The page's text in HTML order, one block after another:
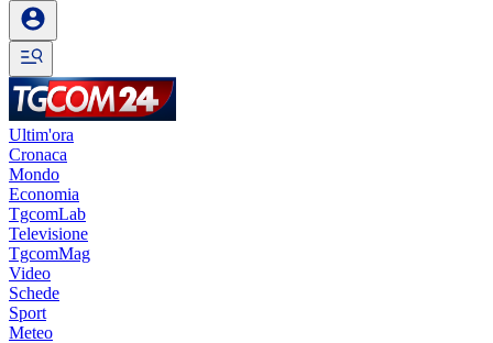
Ultim'ora
Cronaca
Mondo
Economia
TgcomLab
Televisione
TgcomMag
Video
Schede
Sport
Meteo